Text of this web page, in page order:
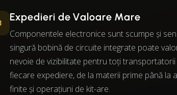
Expedieri de Valoare Mare
Componentele electronice sunt scumpe și
singură bobină de circuite integrate poate
nevoie de vizibilitate pentru toți
fiecare expediere, de la materii prime până la
finite și operațiuni de kit-are.